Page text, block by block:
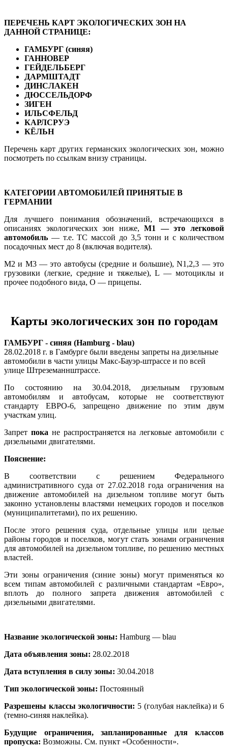
ПЕРЕЧЕНЬ КАРТ ЭКОЛОГИЧЕСКИХ ЗОН НА
ДАННОЙ СТРАНИЦЕ:
ГАМБУРГ (синяя)
ГАННОВЕР
ГЕЙДЕЛЬБЕРГ
ДАРМШТАДТ
ДИНСЛАКЕН
ДЮССЕЛЬДОРФ
ЗИГЕН
ИЛЬСФЕЛЬД
КАРЛСРУЭ
КЁЛЬН
Перечень карт других германских экологических зон, можно
посмотреть по ссылкам внизу страницы.
КАТЕГОРИИ АВТОМОБИЛЕЙ ПРИНЯТЫЕ В
ГЕРМАНИИ
Для лучшего понимания обозначений, встречающихся в
описаниях экологических зон ниже,М1 — это легковой
автомобиль — т.е. ТС массой до 3,5 тонн и с количеством
посадочных мест до 8 (включая водителя).
М2 и М3 — это автобусы (средние и большие), N1,2,3 — это
грузовики (легкие, средние и тяжелые), L — мотоциклы и
прочее подобного вида, О — прицепы.
Карты экологических зон по городам
ГАМБУРГ - синяя (Hamburg - blau)
28.02.2018 г. в Гамбурге были введены запреты на дизельные
автомобили в части улицы Макс-Бауэр-штрассе и по всей
улице Штреземаннштрассе.
По состоянию на 30.04.2018, дизельным грузовым
автомобилям и автобусам, которые не соответствуют
стандарту ЕВРО-6, запрещено движение по этим двум
участкам улиц.
Запрет пока не распространяется на легковые автомобили с
дизельными двигателями.
Пояснение:
В соответствии с решением Федерального
административного суда от 27.02.2018 года ограничения на
движение автомобилей на дизельном топливе могут быть
законно установлены властями немецких городов и поселков
(муниципалитетами), по их решению.
После этого решения суда, отдельные улицы или целые
районы городов и поселков, могут стать зонами ограничения
для автомобилей на дизельном топливе, по решению местных
властей.
Эти зоны ограничения (синие зоны) могут применяться ко
всем типам автомобилей с различными стандартам «Евро»,
вплоть до полного запрета движения автомобилей с
дизельными двигателями.
Название экологической зоны: Hamburg — blau
Дата объявления зоны: 28.02.2018
Дата вступления в силу зоны: 30.04.2018
Тип экологической зоны: Постоянный
Разрешены классы экологичности: 5 (голубая наклейка) и 6
(темно-синяя наклейка).
Будущие ограничения, запланированные для классов
пропуска: Возможны. См. пункт «Особенности».